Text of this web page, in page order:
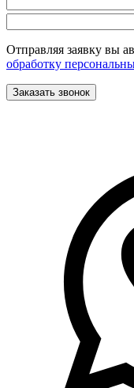
Отправляя заявку вы
обработку